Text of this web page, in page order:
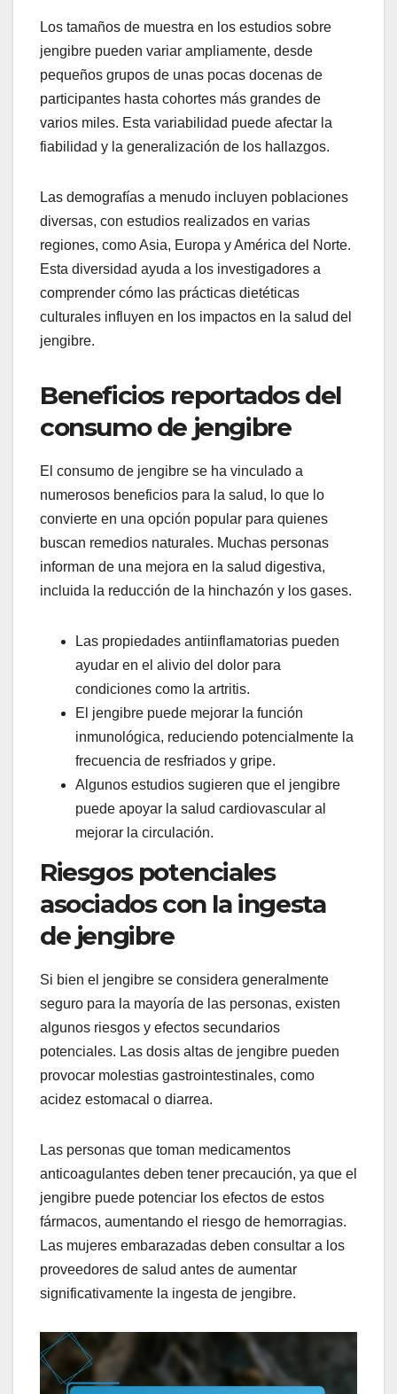
Los tamaños de muestra en los estudios sobre
jengibre pueden variar ampliamente, desde
pequeños grupos de unas pocas docenas de
participantes hasta cohortes más grandes de
varios miles. Esta variabilidad puede afectar la
fiabilidad y la generalización de los hallazgos.
Las demografías a menudo incluyen poblaciones
diversas, con estudios realizados en varias
regiones, como Asia, Europa y América del Norte.
Esta diversidad ayuda a los investigadores a
comprender cómo las prácticas dietéticas
culturales influyen en los impactos en la salud del
jengibre.
Beneficios reportados del
consumo de jengibre
El consumo de jengibre se ha vinculado a
numerosos beneficios para la salud, lo que lo
convierte en una opción popular para quienes
buscan remedios naturales. Muchas personas
informan de una mejora en la salud digestiva,
incluida la reducción de la hinchazón y los gases.
Las propiedades antiinflamatorias pueden
ayudar en el alivio del dolor para
condiciones como la artritis.
El jengibre puede mejorar la función
inmunológica, reduciendo potencialmente la
frecuencia de resfriados y gripe.
Algunos estudios sugieren que el jengibre
puede apoyar la salud cardiovascular al
mejorar la circulación.
Riesgos potenciales
asociados con la ingesta
de jengibre
Si bien el jengibre se considera generalmente
seguro para la mayoría de las personas, existen
algunos riesgos y efectos secundarios
potenciales. Las dosis altas de jengibre pueden
provocar molestias gastrointestinales, como
acidez estomacal o diarrea.
Las personas que toman medicamentos
anticoagulantes deben tener precaución, ya que el
jengibre puede potenciar los efectos de estos
fármacos, aumentando el riesgo de hemorragias.
Las mujeres embarazadas deben consultar a los
proveedores de salud antes de aumentar
significativamente la ingesta de jengibre.